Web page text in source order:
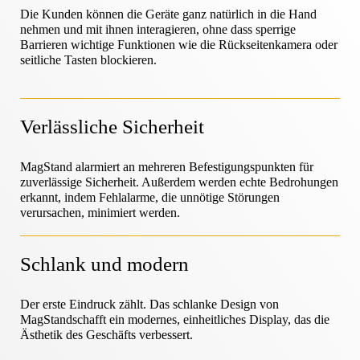
Schutz des Vermögens
Verkaufsstelle
Vernetzter Laden
Heimwerken & Renovieren
Mobilfunkanbieter
LIVE Schlösser
MagStand
Zips
Sicherheit der Warenauslage
Sicherheit von Hängewaren
Intelligente Schlösser
Geschäftspartner
Unternehmenspartnerschaften
Leitfäden
Technische Daten
Fallstudien
Die Kunden können die Geräte ganz natürlich in die Hand
nehmen und mit ihnen interagieren, ohne dass sperrige
Barrieren wichtige Funktionen wie die Rückseitenkamera oder
seitliche Tasten blockieren.
Verlässliche Sicherheit
MagStand alarmiert an mehreren Befestigungspunkten für
zuverlässige Sicherheit. Außerdem werden echte Bedrohungen
erkannt, indem Fehlalarme, die unnötige Störungen
verursachen, minimiert werden.
Schlank und modern
Der erste Eindruck zählt. Das schlanke Design von
MagStandschafft ein modernes, einheitliches Display, das die
Ästhetik des Geschäfts verbessert.